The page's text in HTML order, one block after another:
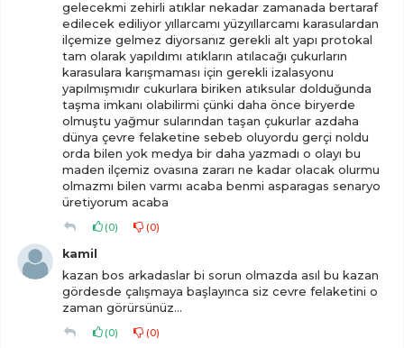
gelecekmi zehirli atıklar nekadar zamanada bertaraf
edilecek ediliyor yıllarcamı yüzyıllarcamı karasulardan
ilçemize gelmez diyorsanız gerekli alt yapı protokal
tam olarak yapıldımı atıkların atılacağı çukurların
karasulara karışmaması için gerekli izalasyonu
yapılmışmıdır cukurlara biriken atıksular dolduğunda
taşma imkanı olabilirmi çünki daha önce biryerde
olmuştu yağmur sularından taşan çukurlar azdaha
dünya çevre felaketine sebeb oluyordu gerçi noldu
orda bilen yok medya bir daha yazmadı o olayı bu
maden ilçemiz ovasına zararı ne kadar olacak olurmu
olmazmı bilen varmı acaba benmi asparagas senaryo
üretiyorum acaba
(0) (0)
kamil
kazan bos arkadaslar bi sorun olmazda asıl bu kazan
gördesde çalışmaya başlayınca siz cevre felaketini o
zaman görürsünüz...
(0) (0)